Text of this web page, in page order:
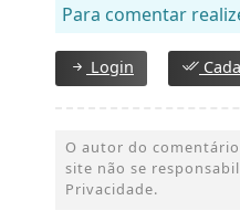
Para comentar
Login
O autor do
site não se
Privacidade.